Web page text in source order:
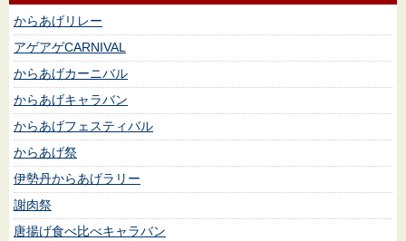
からあげリレー
アゲアゲCARNIVAL
からあげカーニバル
からあげキャラバン
からあげフェスティバル
からあげ祭
伊勢丹からあげラリー
謝肉祭
唐揚げ食べ比べキャラバン